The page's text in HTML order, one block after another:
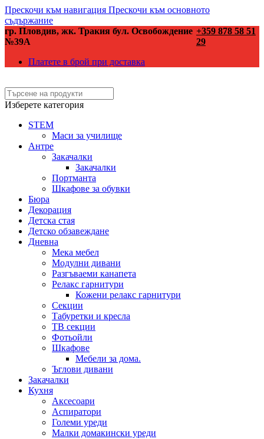
Прескочи към навигация Прескочи към основното
съдържание
гр. Пловдив, жк. Тракия бул. Освобождение
№39А
+359 878 58 51
29
Платете в брой при доставка
Изберете категория
STEM
Маси за училище
Антре
Закачалки
Закачалки
Портманта
Шкафове за обувки
Бюра
Декорация
Детска стая
Детско обзавеждане
Дневна
Мека мебел
Модулни дивани
Разгъваеми канапета
Релакс гарнитури
Кожени релакс гарнитури
Секции
Табуретки и кресла
ТВ секции
Фотьойли
Шкафове
Мебели за дома.
Ъглови дивани
Закачалки
Кухня
Аксесоари
Аспиратори
Големи уреди
Малки домакински уреди